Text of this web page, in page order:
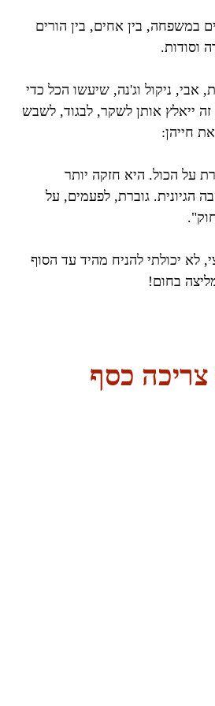
במשפחה, בין אחים, בין הורים
וסודות.
אבי, ניקול וג'נה, שיעשו הכל כדי
זה ייאלץ אותן לשקר, לבגוד, לשבש
חייהן:
על הכול. היא חזקה יותר
הגיונית. גוברת, לפעמים, על
לא יכולתי להניח מהיד עד הסוף
בחום!
צריכה כסף